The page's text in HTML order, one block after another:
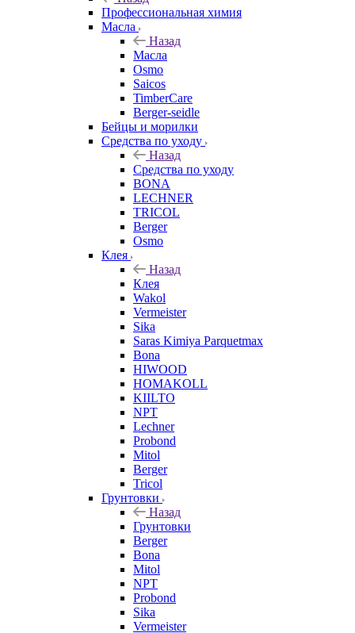
Профессиональная химия
Масла
Назад
Масла
Osmo
Saicos
TimberCare
Berger-seidle
Бейцы и морилки
Средства по уходу
Назад
Средства по уходу
BONA
LECHNER
TRICOL
Berger
Osmo
Клея
Назад
Клея
Wakol
Vermeister
Sika
Saras Kimiya Parquetmax
Bona
HIWOOD
HOMAKOLL
KIILTO
NPT
Lechner
Probond
Mitol
Berger
Tricol
Грунтовки
Назад
Грунтовки
Berger
Bona
Mitol
NPT
Probond
Sika
Vermeister